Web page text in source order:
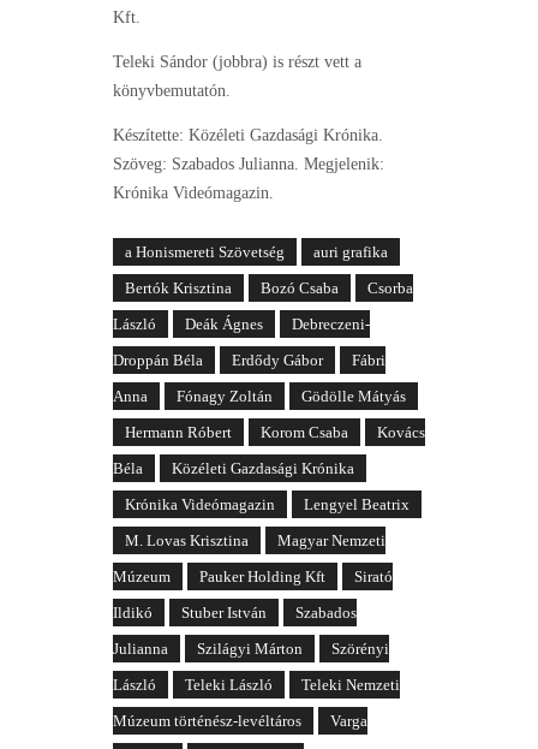
Kft.
Teleki Sándor (jobbra) is részt vett a
könyvbemutatón.
Készítette: Közéleti Gazdasági Krónika.
Szöveg: Szabados Julianna. Megjelenik:
Krónika Videómagazin.
a Honismereti Szövetség
auri grafika
Bertók Krisztina
Bozó Csaba
Csorba
László
Deák Ágnes
Debreczeni-
Droppán Béla
Erdődy Gábor
Fábri
Anna
Fónagy Zoltán
Gödölle Mátyás
Hermann Róbert
Korom Csaba
Kovács
Béla
Közéleti Gazdasági Krónika
Krónika Videómagazin
Lengyel Beatrix
M. Lovas Krisztina
Magyar Nemzeti
Múzeum
Pauker Holding Kft
Sirató
Ildikó
Stuber István
Szabados
Julianna
Szilágyi Márton
Szörényi
László
Teleki László
Teleki Nemzeti
Múzeum történész-levéltáros
Varga